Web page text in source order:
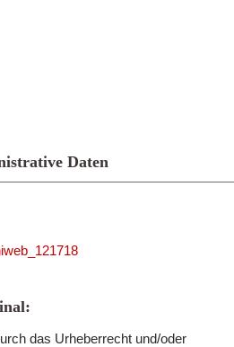
Daten
das Urheberrecht und/oder